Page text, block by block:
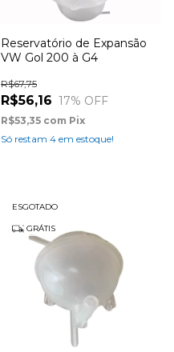
Reservatório de Expansão
VW Gol 200 à G4
R$56,16
R$67,75
17% OFF
R$53,35 com Pix
Só restam 4 em estoque!
ESGOTADO
GRÁTIS